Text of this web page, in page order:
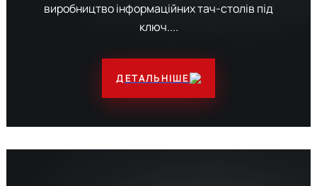
виробництво інформаційних тач-столів під
ключ....
ДЕТАЛЬНІШЕ